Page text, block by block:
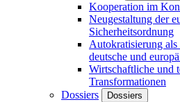
Kooperation im
Neugestaltung der
Sicherheitsordnung
Autokratisierung
deutsche und
Wirtschaftliche und
Transformationen
Dossiers
Dossiers